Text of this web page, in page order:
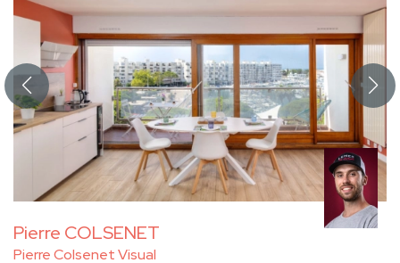
Pierre COLSENET
Pierre Colsenet Visual